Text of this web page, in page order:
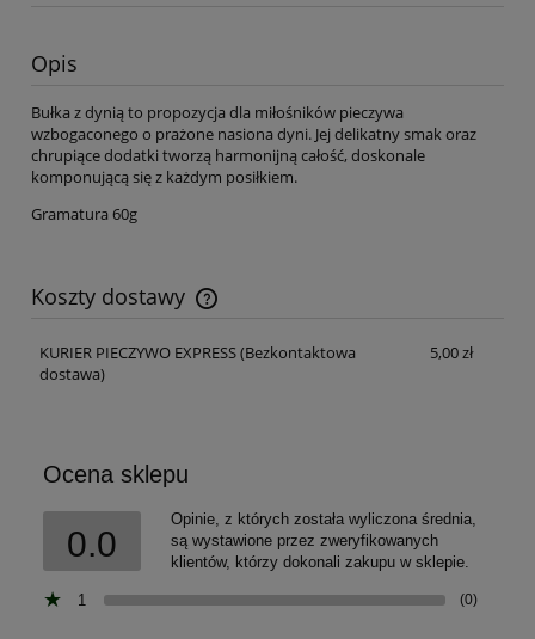
Opis
Bułka z dynią to propozycja dla miłośników pieczywa
wzbogaconego o prażone nasiona dyni. Jej delikatny smak oraz
chrupiące dodatki tworzą harmonijną całość, doskonale
komponującą się z każdym posiłkiem.
Gramatura 60g
Koszty dostawy
Cena nie zawiera ewentualnych kosztów płatności
KURIER PIECZYWO EXPRESS(Bezkontaktowa
dostawa)
5,00 zł
Ocena sklepu
0.0
Opinie, z których została wyliczona średnia,
są wystawione przez zweryfikowanych
klientów, którzy dokonali zakupu w sklepie.
1 (0)